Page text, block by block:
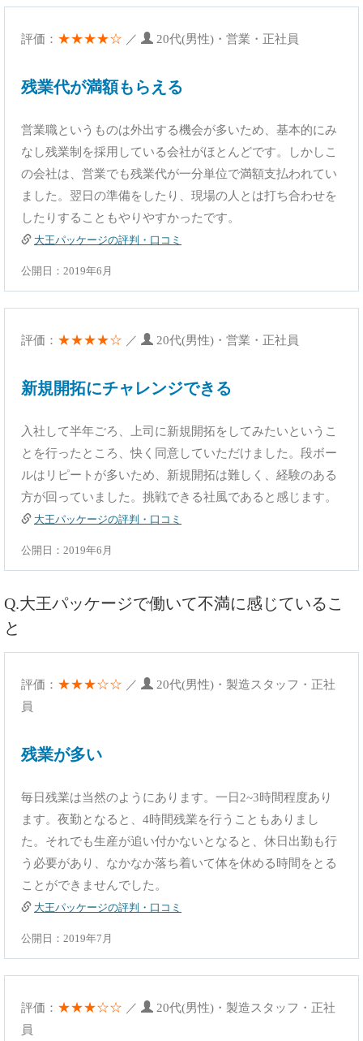
評価： ★★★★☆ ／ 20代(男性)・営業・正社員
残業代が満額もらえる
営業職というものは外出する機会が多いため、基本的にみ
なし残業制を採用している会社がほとんどです。しかしこ
の会社は、営業でも残業代が一分単位で満額支払われてい
ました。翌日の準備をしたり、現場の人とは打ち合わせを
したりすることもやりやすかったです。
大王パッケージの評判・口コミ
公開日：2019年6月
評価： ★★★★☆ ／ 20代(男性)・営業・正社員
新規開拓にチャレンジできる
入社して半年ごろ、上司に新規開拓をしてみたいというこ
とを行ったところ、快く同意していただけました。段ボー
ルはリピートが多いため、新規開拓は難しく、経験のある
方が回っていました。挑戦できる社風であると感じます。
大王パッケージの評判・口コミ
公開日：2019年6月
Q.大王パッケージで働いて不満に感じているこ
と
評価： ★★★☆☆ ／
20代(男性)・製造スタッフ・正社
員
残業が多い
毎日残業は当然のようにあります。一日2~3時間程度あり
ます。夜勤となると、4時間残業を行うこともありまし
た。それでも生産が追い付かないとなると、休日出勤も行
う必要があり、なかなか落ち着いて体を休める時間をとる
ことができませんでした。
大王パッケージの評判・口コミ
公開日：2019年7月
評価： ★★★☆☆ ／
20代(男性)・製造スタッフ・正社
員